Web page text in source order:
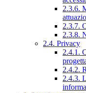
2.3.6.
2.3.7.
2.3.8.
2.4. Privacy
2.4.1.
2.4.2.
2.4.3.